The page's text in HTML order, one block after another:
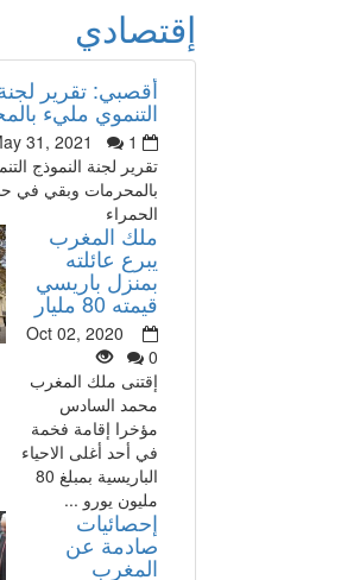
إقتصادي
أقصبي: تقرير
التنموي مليء
31, 2021
1
تقرير لجنة النموذج
بالمحرمات وبقي في
الحمراء
ملك المغرب
يبرع عائلته
بمنزل باريسي
قيمته 80 مليار
Oct 02, 2020
0
إقتنى ملك المغرب
محمد السادس
مؤخرا إقامة فخمة
في أحد أغلى الاحياء
الباريسية بمبلغ 80
مليون يورو ...
إحصائيات
صادمة عن
المغرب